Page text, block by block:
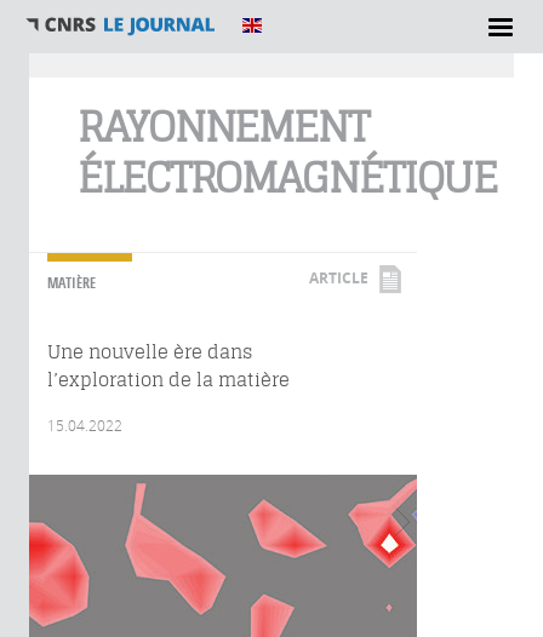
RAYONNEMENT
ÉLECTROMAGNÉTIQUE
MATIÈRE ARTICLE
Une nouvelle ère dans
l’exploration de la matière
15.04.2022